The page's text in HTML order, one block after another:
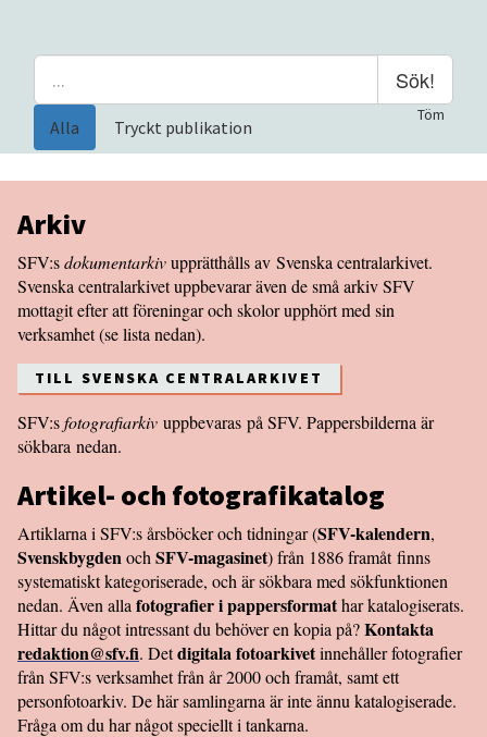
Sök!
Töm
Alla Tryckt publikation
Arkiv
SFV:sdokumentarkivupprätthålls av Svenska centralarkivet.
Svenska centralarkivet uppbevarar även de små arkiv SFV
mottagit efter att föreningar och skolor upphört med sin
verksamhet (se lista nedan).
TILL SVENSKA CENTRALARKIVET
SFV:sfotografiarkiv uppbevaras på SFV. Pappersbilderna är
sökbara nedan.
Artikel- och fotografikatalog
Artiklarna i SFV:s årsböcker och tidningar (SFV-kalendern,
Svenskbygdenoch SFV-magasinet) från 1886 framåt finns
systematiskt kategoriserade, och är sökbara med sökfunktionen
nedan. Även alla fotografier i pappersformathar katalogiserats.
Hittar du något intressant du behöver en kopia på?Kontakta
redaktion@sfv.fi. Detdigitala fotoarkivetinnehåller fotografier
från SFV:s verksamhet från år 2000 och framåt, samt ett
personfotoarkiv. De här samlingarna är inte ännu katalogiserade.
Fråga om du har något speciellt i tankarna.